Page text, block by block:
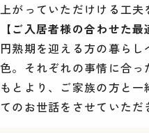
上がっていただけける工夫
【ご入居者様の合わせた最
円熟期を迎える方の暮ら
色。それぞれの事情に合
もとより、ご家族の方と
てのお世話をさせていただ